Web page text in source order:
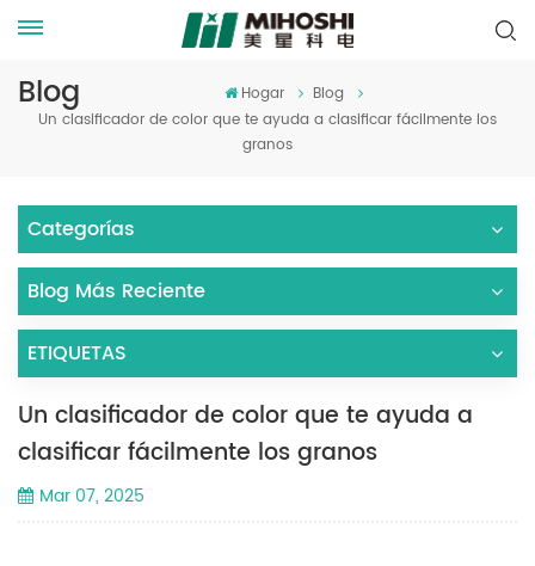
Blog Hogar
Blog
Un clasificador de color que te ayuda a clasificar fácilmente los
granos
Categorías
Blog Más Reciente
ETIQUETAS
Un clasificador de color que te ayuda a
clasificar fácilmente los granos
Mar 07, 2025